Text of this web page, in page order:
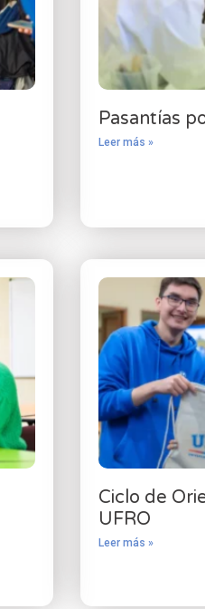
Pasantías
Leer más »
Ciclo de
UFRO
Leer más »